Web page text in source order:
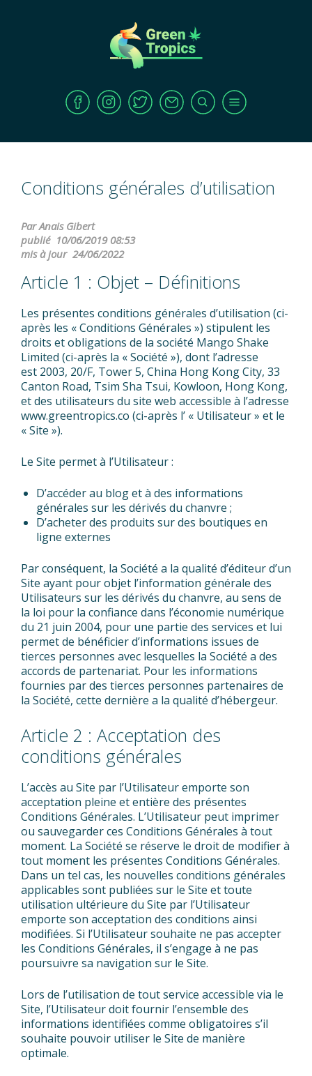
Conditions générales d’utilisation
Par Anais Gibert
publié 10/06/2019 08:53
mis à jour 24/06/2022
Article 1 : Objet – Définitions
Les présentes conditions générales d’utilisation (ci-
après les « Conditions Générales ») stipulent les
droits et obligations de la société Mango Shake
Limited (ci-après la « Société »), dont l’adresse
est 2003, 20/F, Tower 5, China Hong Kong City, 33
Canton Road, Tsim Sha Tsui, Kowloon, Hong Kong,
et des utilisateurs du site web accessible à l’adresse
www.greentropics.co (ci-après l’ « Utilisateur » et le
« Site »).
Le Site permet à l’Utilisateur :
D’accéder au blog et à des informations
générales sur les dérivés du chanvre ;
D’acheter des produits sur des boutiques en
ligne externes
Par conséquent, la Société a la qualité d’éditeur d’un
Site ayant pour objet l’information générale des
Utilisateurs sur les dérivés du chanvre, au sens de
la loi pour la confiance dans l’économie numérique
du 21 juin 2004, pour une partie des services et lui
permet de bénéficier d’informations issues de
tierces personnes avec lesquelles la Société a des
accords de partenariat. Pour les informations
fournies par des tierces personnes partenaires de
la Société, cette dernière a la qualité d’hébergeur.
Article 2 : Acceptation des
conditions générales
L’accès au Site par l’Utilisateur emporte son
acceptation pleine et entière des présentes
Conditions Générales. L’Utilisateur peut imprimer
ou sauvegarder ces Conditions Générales à tout
moment. La Société se réserve le droit de modifier à
tout moment les présentes Conditions Générales.
Dans un tel cas, les nouvelles conditions générales
applicables sont publiées sur le Site et toute
utilisation ultérieure du Site par l’Utilisateur
emporte son acceptation des conditions ainsi
modifiées. Si l’Utilisateur souhaite ne pas accepter
les Conditions Générales, il s’engage à ne pas
poursuivre sa navigation sur le Site.
Lors de l’utilisation de tout service accessible via le
Site, l’Utilisateur doit fournir l’ensemble des
informations identifiées comme obligatoires s’il
souhaite pouvoir utiliser le Site de manière
optimale.